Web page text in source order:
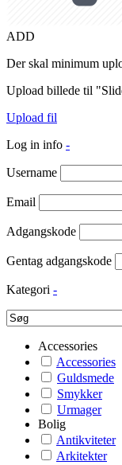
ADD
Der skal minimum
Upload billede til
Upload fil
Log in info -
Username
Email
Adgangskode
Gentag adgangskode
Kategori -
Accessories
Accessories
Guldsmede
Smykker
Urmager
Bolig
Antikviteter
Arkitekter